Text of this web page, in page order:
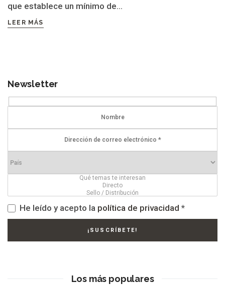
que establece un mínimo de...
LEER MÁS
Newsletter
He leído y acepto la política de privacidad *
Los más populares